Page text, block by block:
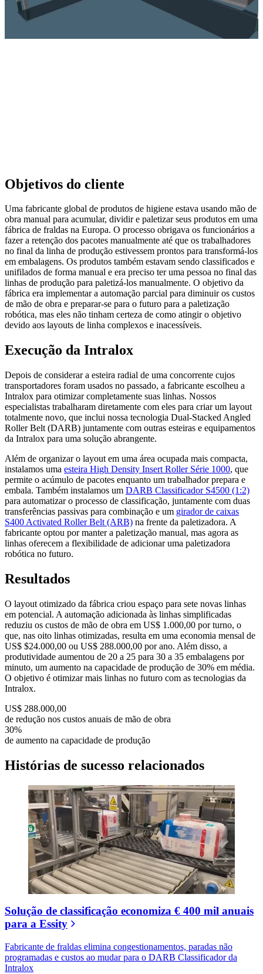
Objetivos do cliente
Uma fabricante global de produtos de higiene estava usando mão de
obra manual para acumular, dividir e paletizar seus produtos em uma
fábrica de fraldas na Europa. O processo obrigava os funcionários a
fazer a retenção dos pacotes manualmente até que os trabalhadores
no final da linha de produção estivessem prontos para transformá-los
em embalagens. Os produtos também estavam sendo classificados e
unifilados de forma manual e era preciso ter uma pessoa no final das
linhas de produção para paletizá-los manualmente. O objetivo da
fábrica era implementar a automação parcial para diminuir os custos
de mão de obra e preparar-se para o futuro para a paletização
robótica, mas eles não tinham certeza de como atingir o objetivo
devido aos layouts de linha complexos e inacessíveis.
Execução da Intralox
Depois de considerar a esteira radial de uma concorrente cujos
transportadores foram usados no passado, a fabricante escolheu a
Intralox para otimizar completamente suas linhas. Nossos
especialistas trabalharam diretamente com eles para criar um layout
totalmente novo, que inclui nossa tecnologia Dual-Stacked Angled
Roller Belt (DARB) juntamente com outras esteiras e equipamentos
da Intralox para uma solução abrangente.
Além de organizar o layout em uma área ocupada mais compacta,
instalamos uma esteira High Density Insert Roller Série 1000, que
permite o acúmulo de pacotes enquanto um trabalhador prepara e
embala. Também instalamos um DARB Classificador S4500 (1:2)
para automatizar o processo de classificação, juntamente com duas
transferências passivas para combinação e um girador de caixas
S400 Activated Roller Belt (ARB) na frente da paletizadora. A
fabricante optou por manter a paletização manual, mas agora as
linhas oferecem a flexibilidade de adicionar uma paletizadora
robótica no futuro.
Resultados
O layout otimizado da fábrica criou espaço para sete novas linhas
em potencial. A automação adicionada às linhas simplificadas
reduziu os custos de mão de obra em US$ 1.000,00 por turno, o
que, nas oito linhas otimizadas, resulta em uma economia mensal de
US$ $24.000,00 ou US$ 288.000,00 por ano. Além disso, a
produtividade aumentou de 20 a 25 para 30 a 35 embalagens por
minuto, um aumento na capacidade de produção de 30% em média.
O objetivo é otimizar mais linhas no futuro com as tecnologias da
Intralox.
US$ 288.000,00
de redução nos custos anuais de mão de obra
30%
de aumento na capacidade de produção
Histórias de sucesso relacionados
Solução de classificação economiza € 400 mil anuais
para a Essity
Fabricante de fraldas elimina congestionamentos, paradas não
programadas e custos ao mudar para o DARB Classificador da
Intralox